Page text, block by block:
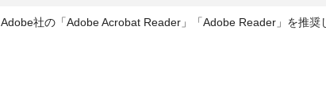
Adobe社の「Adobe Acrobat Reader」「Adobe Reader」を推奨